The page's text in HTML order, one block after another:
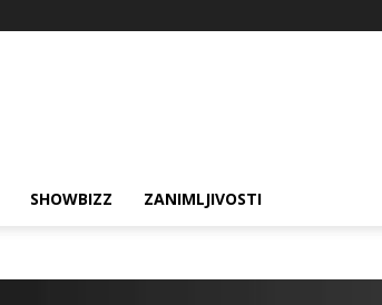
SHOWBIZZ ZANIMLJIVOSTI